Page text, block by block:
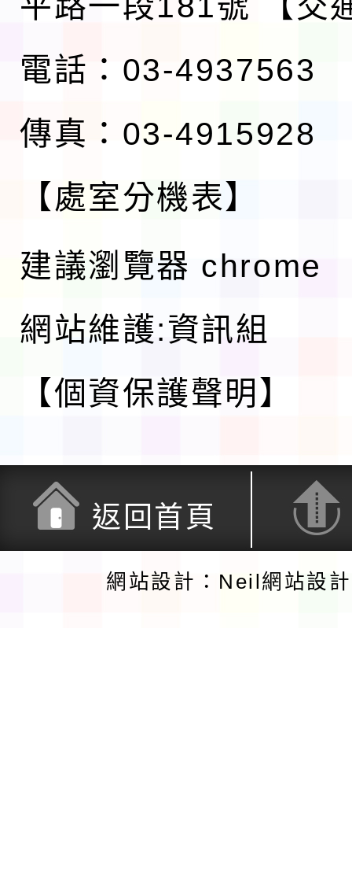
電話：03-4937563
傳真：03-4915928
【處室分機表】
建議瀏覽器 chrome
網站維護:資訊組
【個資保護聲明】
返回首頁
網站設計：Neil網站設